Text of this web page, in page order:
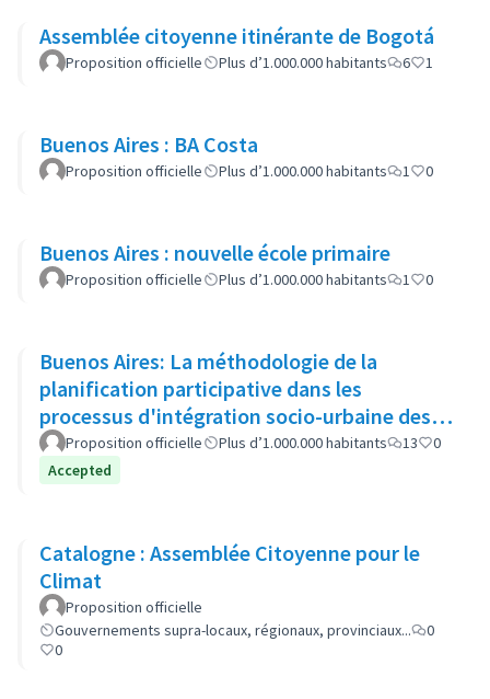
Assemblée citoyenne itinérante de Bogotá
Proposition officielle Plus d’1.000.000 habitants 6 1
Buenos Aires : BA Costa
Proposition officielle Plus d’1.000.000 habitants 1 0
Buenos Aires : nouvelle école primaire
Proposition officielle Plus d’1.000.000 habitants 1 0
Buenos Aires: La méthodologie de la
planification participative dans les
processus d'intégration socio-urbaine des
quartiers populaires
Proposition officielle Plus d’1.000.000 habitants 13
0
Accepted
Catalogne : Assemblée Citoyenne pour le
Climat
Proposition officielle
Gouvernements supra-locaux, régionaux, provinciaux...
0
0